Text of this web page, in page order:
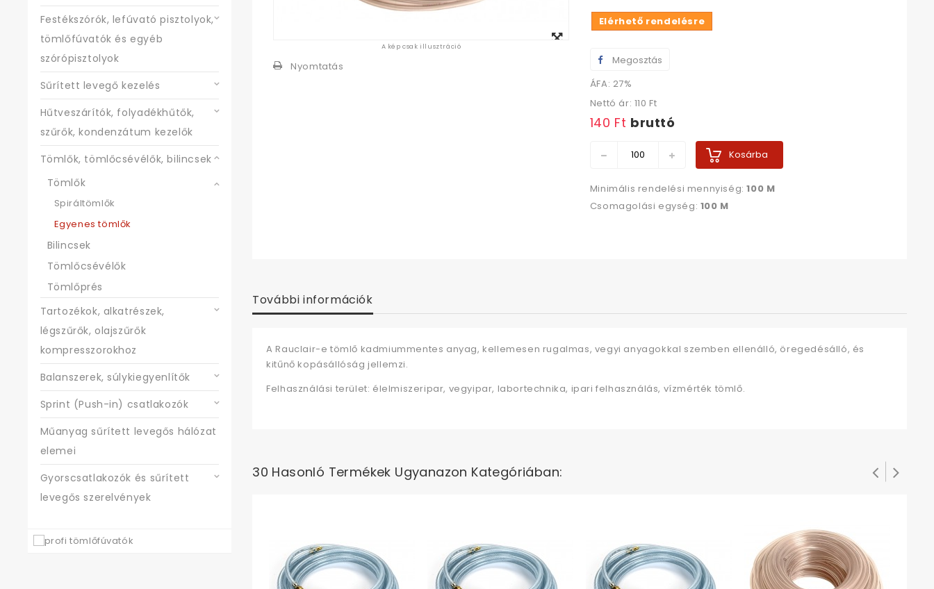
Festékszórók, lefúvató pisztolyok,
tömlőfúvatók és egyéb
szórópisztolyok
Sűrített levegő kezelés
Hűtveszárítók, folyadékhűtők,
szűrők, kondenzátum kezelők
Tömlők, tömlőcsévélők, bilincsek
Tömlők
Spiráltömlők
Egyenes tömlők
Bilincsek
Tömlőcsévélők
Tömlőprés
Tartozékok, alkatrészek,
légszűrők, olajszűrők
kompresszorokhoz
Balanszerek, súlykiegyenlítők
Sprint (Push-in) csatlakozók
Műanyag sűrített levegős hálózat
elemei
Gyorscsatlakozók és sűrített
levegős szerelvények
A kép csak illusztráció
Nyomtatás
Elérhető rendelésre
Megosztás
ÁFA: 27%
Nettó ár: 110 Ft‎
140 Ft‎ bruttó
Kosárba
Minimális rendelési mennyiség:100 M
Csomagolási egység: 100 M
További információk
A Rauclair-e tömlő kadmiummentes anyag, kellemesen rugalmas, vegyi anyagokkal szemben ellenálló, öregedésálló, és
kitűnő kopásállóság jellemzi.
Felhasználási terület: élelmiszeripar, vegyipar, labortechnika, ipari felhasználás, vízmérték tömlő.
30 Hasonló Termékek Ugyanazon Kategóriában: